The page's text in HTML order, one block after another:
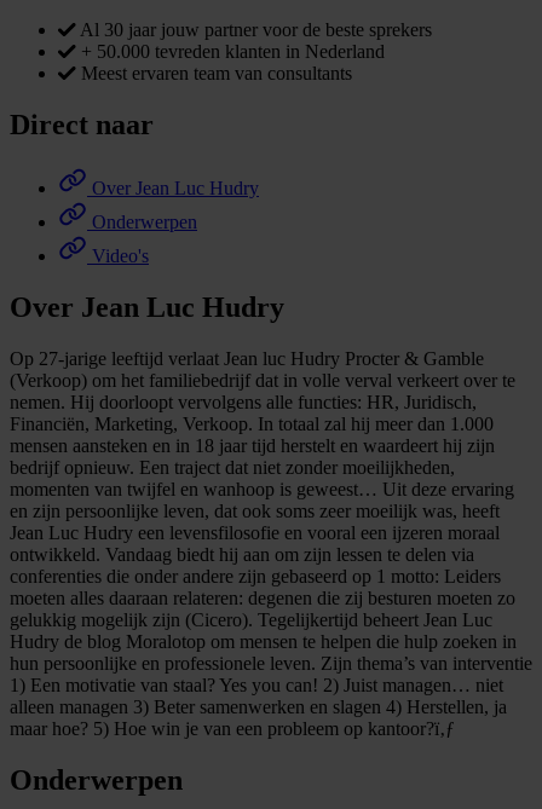
Al 30 jaar jouw partner voor de beste sprekers
+ 50.000 tevreden klanten in Nederland
Meest ervaren team van consultants
Direct naar
Over Jean Luc Hudry
Onderwerpen
Video's
Over Jean Luc Hudry
Op 27-jarige leeftijd verlaat Jean luc Hudry Procter & Gamble
(Verkoop) om het familiebedrijf dat in volle verval verkeert over te
nemen. Hij doorloopt vervolgens alle functies: HR, Juridisch,
Financiën, Marketing, Verkoop. In totaal zal hij meer dan 1.000
mensen aansteken en in 18 jaar tijd herstelt en waardeert hij zijn
bedrijf opnieuw. Een traject dat niet zonder moeilijkheden,
momenten van twijfel en wanhoop is geweest… Uit deze ervaring
en zijn persoonlijke leven, dat ook soms zeer moeilijk was, heeft
Jean Luc Hudry een levensfilosofie en vooral een ijzeren moraal
ontwikkeld. Vandaag biedt hij aan om zijn lessen te delen via
conferenties die onder andere zijn gebaseerd op 1 motto: Leiders
moeten alles daaraan relateren: degenen die zij besturen moeten zo
gelukkig mogelijk zijn (Cicero). Tegelijkertijd beheert Jean Luc
Hudry de blog Moralotop om mensen te helpen die hulp zoeken in
hun persoonlijke en professionele leven. Zijn thema’s van interventie
1) Een motivatie van staal? Yes you can! 2) Juist managen… niet
alleen managen 3) Beter samenwerken en slagen 4) Herstellen, ja
maar hoe? 5) Hoe win je van een probleem op kantoor?ï‚ƒ
Onderwerpen